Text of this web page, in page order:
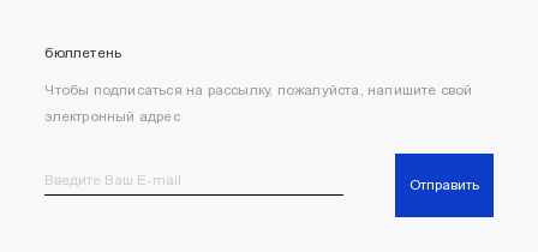
бюллетень
Чтобы подписаться на рассылку, пожалуйста, напишите свой
электронный адрес
Отправить